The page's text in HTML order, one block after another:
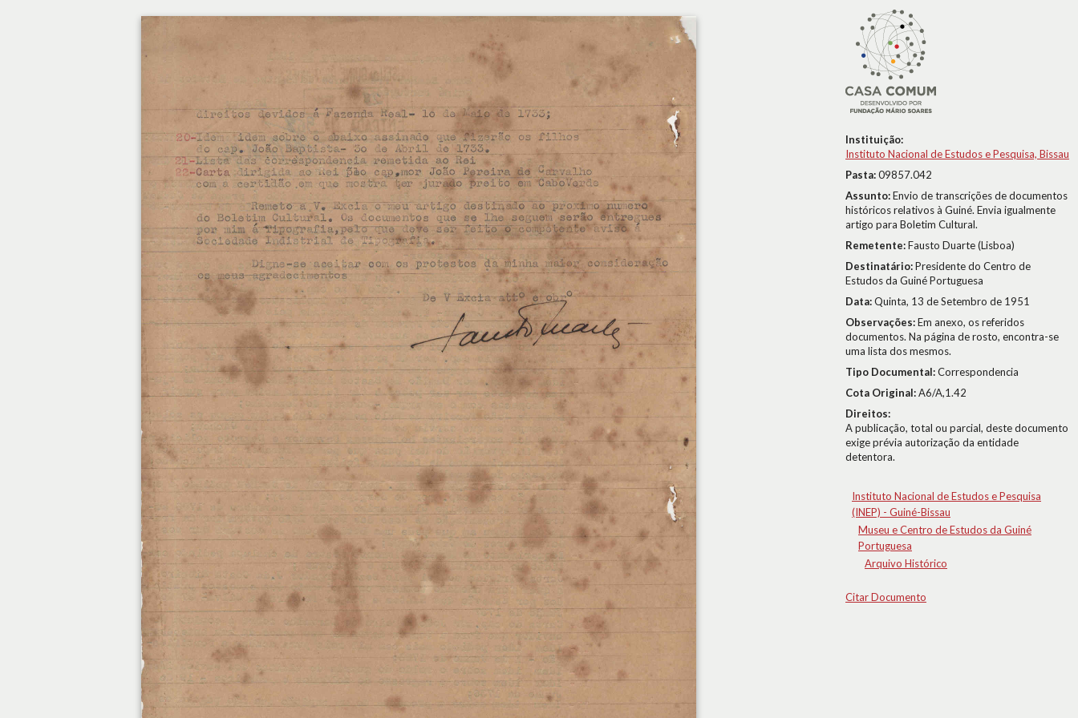
Instituição:
Instituto Nacional de Estudos e Pesquisa, Bissau
Pasta:09857.042
Assunto:Envio de transcrições de documentos
históricos relativos à Guiné. Envia igualmente
artigo para Boletim Cultural.
Remetente:Fausto Duarte (Lisboa)
Destinatário:Presidente do Centro de
Estudos da Guiné Portuguesa
Data:Quinta, 13 de Setembro de 1951
Observações:Em anexo, os referidos
documentos. Na página de rosto, encontra-se
uma lista dos mesmos.
Tipo Documental:Correspondencia
Cota Original:A6/A,1.42
Direitos:
A publicação, total ou parcial, deste documento
exige prévia autorização da entidade
detentora.
Instituto Nacional de Estudos e Pesquisa
(INEP) - Guiné-Bissau
Museu e Centro de Estudos da Guiné
Portuguesa
Arquivo Histórico
Citar Documento